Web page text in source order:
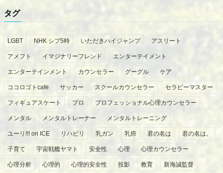
タグ
LGBT NHK シブ5時 いただきハイジャンプ アスリート
アメフト イマジナリーフレンド エンターテイメント
エンターテインメント カウンセラー グーグル ケア
ココロゴトcafe サッカー スクールカウンセラー セラピーマスター
フィギュアスケート プロ プロフェッショナル心理カウンセラー
メンタル メンタルトレーナー メンタルトレーニング
ユーリ!!! on ICE リハビリ 乳ガン 乳癌 君の名は 君の名は。
子育て 宇宙戦艦ヤマト 安全性 心理 心理カウンセラー
心理分析 心理的 心理的安全性 投影 教育 新海誠監督